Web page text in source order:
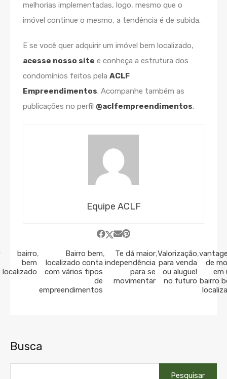
melhorias implementadas, logo, mesmo que o
imóvel continue o mesmo, a tendência é de subida.
E se você quer adquirir um imóvel bem localizado,
acesse nosso site e conheça a estrutura dos
condomínios feitos pela ACLF
Empreendimentos. Acompanhe também as
publicações no perfil @aclfempreendimentos.
Equipe ACLF
bairro
bem
localizado
,
Bairro bem
localizado conta
com vários tipos
de
empreendimentos
,
Te dá maior
independência
para se
movimentar
,Valorização
para venda
ou aluguel
no futuro
,
de
em
bairro
Busca
por: